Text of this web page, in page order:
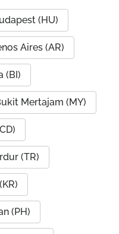
(HU)
Aires (AR)
(BI)
Mertajam (MY)
(TR)
(PH)